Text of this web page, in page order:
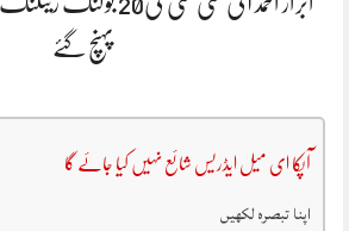
پہنچ گئے
آپکا ای میل ایڈریس شائع نہیں کیا جائے گا
اپنا تبصرہ لکھیں